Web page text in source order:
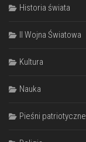
Historia świata
II Wojna Światowa
Kultura
Nauka
Pieśni patriotyczne